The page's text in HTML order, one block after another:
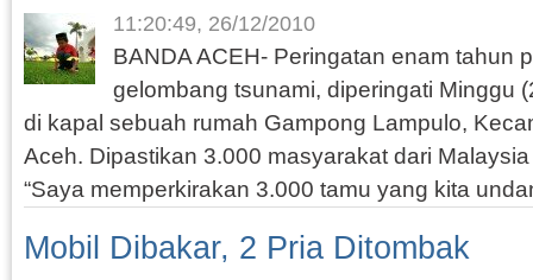
11:20:49, 26/12/2010
BANDA ACEH- Peringatan enam tahun
gelombang tsunami, diperingati Minggu
di kapal sebuah rumah Gampong Lampulo,
Aceh. Dipastikan 3.000 masyarakat dari
“Saya memperkirakan 3.000 tamu yang kita
Mobil Dibakar, 2 Pria Ditombak